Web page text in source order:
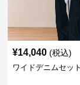
¥14,040 (税込)
ワイドデニムセッ